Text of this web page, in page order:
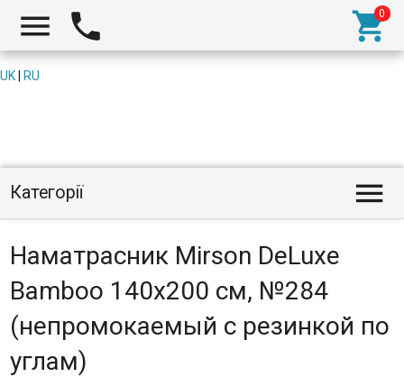
  
UK RU
Категорії 
Наматрасник Mirson DeLuxe
Bamboo 140x200 см, №284
(непромокаемый с резинкой по
углам)